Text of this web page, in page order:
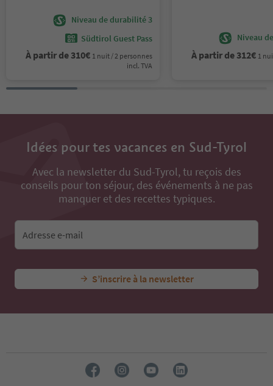
Niveau de durabilité 3
Südtirol Guest Pass
À partir de310€ 1 nuit / 2 personnes
incl. TVA
Niveau
À partir de312€ 1
Idées pour tes vacances en Sud-Tyrol
Avec la newsletter du Sud-Tyrol, tu reçois des
conseils pour ton séjour, des événements à ne pas
manquer et des recettes typiques.
Adresse e-mail
S’inscrire à la newsletter